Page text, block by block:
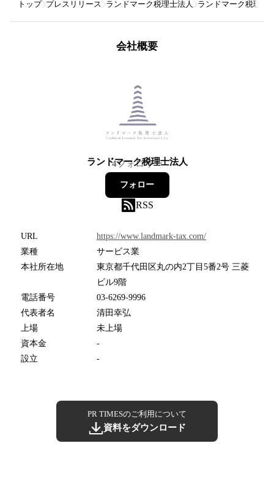
トップ プレスリリース ランドマーク税理士法人 ランドマーク税理士
会社概要
ランドマーク税理士法人
4フォロワー
フォロー
RSS
URL
https://www.landmark-tax.com/
業種
サービス業
本社所在地
東京都千代田区丸の内2丁目5番2号 三菱
ビル9階
電話番号
03-6269-9996
代表者名
清田幸弘
上場
未上場
資本金
-
設立
-
PR TIMESのご利用について
資料をダウンロード